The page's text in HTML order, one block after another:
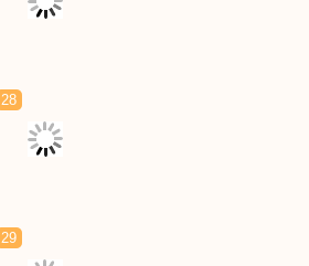
28
29